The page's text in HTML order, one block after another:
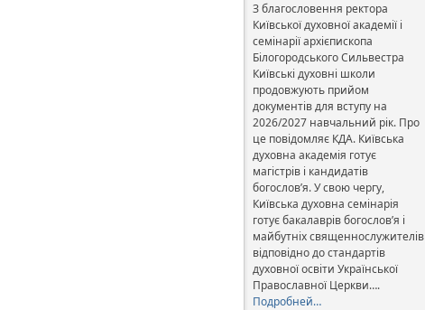
З благословення ректора
Київської духовної академії і
семінарії архієпископа
Білогородського Сильвестра
Київські духовні школи
продовжують прийом
документів для вступу на
2026/2027 навчальний рік. Про
це повідомляє КДА. Київська
духовна академія готує
магістрів і кандидатів
богослов’я. У свою чергу,
Київська духовна семінарія
готує бакалаврів богослов’я і
майбутніх священнослужителів
відповідно до стандартів
духовної освіти Української
Православної Церкви….
Подробней…